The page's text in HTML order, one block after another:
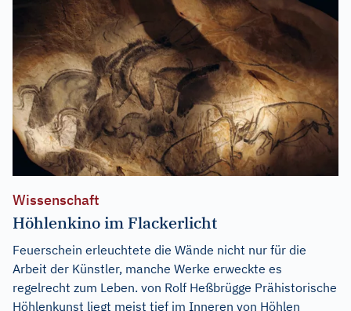
Wissenschaft
Höhlenkino im Flackerlicht
Feuerschein erleuchtete die Wände nicht nur für die
Arbeit der Künstler, manche Werke erweckte es
regelrecht zum Leben. von Rolf Heßbrügge Prähistorische
Höhlenkunst liegt meist tief im Inneren von Höhlen